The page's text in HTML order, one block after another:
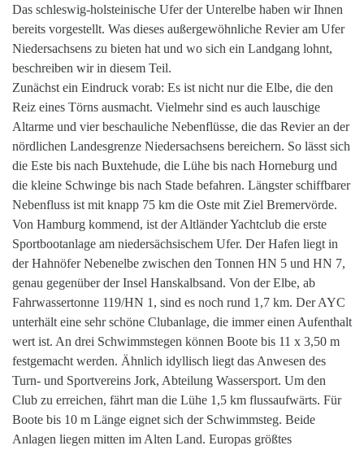
Das schleswig-holsteinische Ufer der Unterelbe haben wir Ihnen
bereits vorgestellt. Was dieses außergewöhnliche Revier am Ufer
Niedersachsens zu bieten hat und wo sich ein Landgang lohnt,
beschreiben wir in diesem Teil.
Zunächst ein Eindruck vorab: Es ist nicht nur die Elbe, die den
Reiz eines Törns ausmacht. Vielmehr sind es auch lauschige
Altarme und vier beschauliche Nebenflüsse, die das Revier an der
nördlichen Landesgrenze Niedersachsens bereichern. So lässt sich
die Este bis nach Buxtehude, die Lühe bis nach Horneburg und
die kleine Schwinge bis nach Stade befahren. Längster schiffbarer
Nebenfluss ist mit knapp 75 km die Oste mit Ziel Bremervörde.
Von Hamburg kommend, ist der Altländer Yachtclub die erste
Sportbootanlage am niedersächsischem Ufer. Der Hafen liegt in
der Hahnöfer Nebenelbe zwischen den Tonnen HN 5 und HN 7,
genau gegenüber der Insel Hanskalbsand. Von der Elbe, ab
Fahrwassertonne 119/HN 1, sind es noch rund 1,7 km. Der AYC
unterhält eine sehr schöne Clubanlage, die immer einen Aufenthalt
wert ist. An drei Schwimmstegen können Boote bis 11 x 3,50 m
festgemacht werden. Ähnlich idyllisch liegt das Anwesen des
Turn- und Sportvereins Jork, Abteilung Wassersport. Um den
Club zu erreichen, fährt man die Lühe 1,5 km flussaufwärts. Für
Boote bis 10 m Länge eignet sich der Schwimmsteg. Beide
Anlagen liegen mitten im Alten Land. Europas größtes